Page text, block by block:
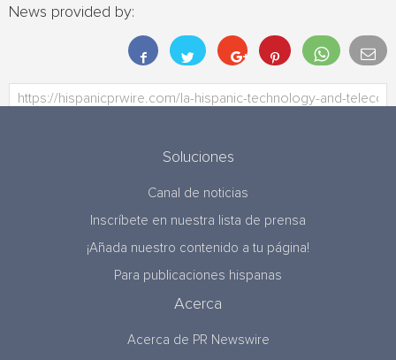
News provided by:
Soluciones
Canal de noticias
Inscríbete en nuestra lista de prensa
¡Añada nuestro contenido a tu página!
Para publicaciones hispanas
Acerca
Acerca de PR Newswire